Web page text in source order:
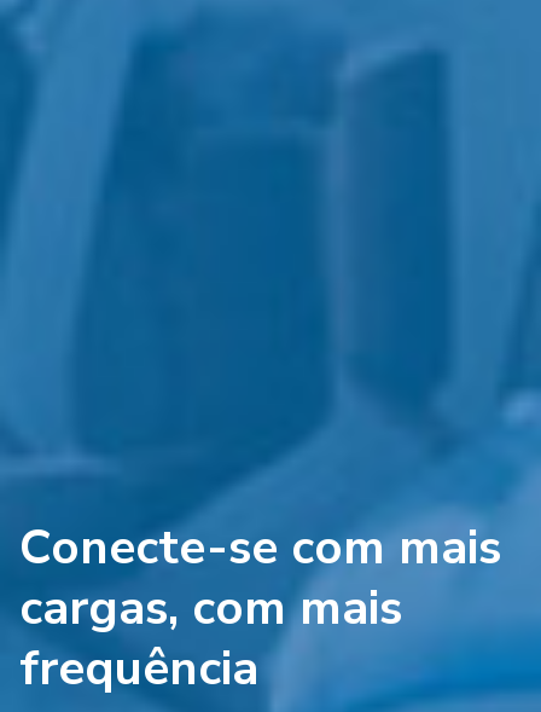
Conecte-se com mais
cargas, com mais
frequência